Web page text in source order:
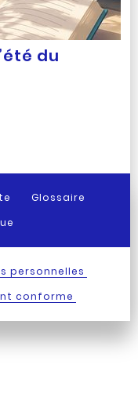
du
Glossaire
personnelles
conforme